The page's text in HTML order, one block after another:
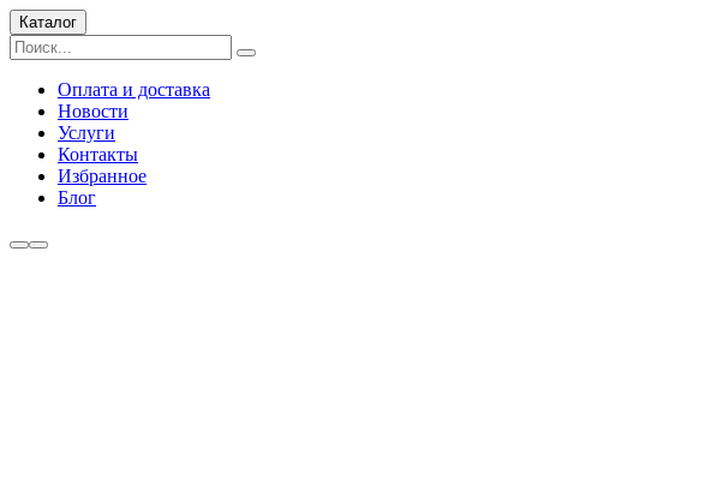
Каталог
Оплата и доставка
Новости
Услуги
Контакты
Избранное
Блог